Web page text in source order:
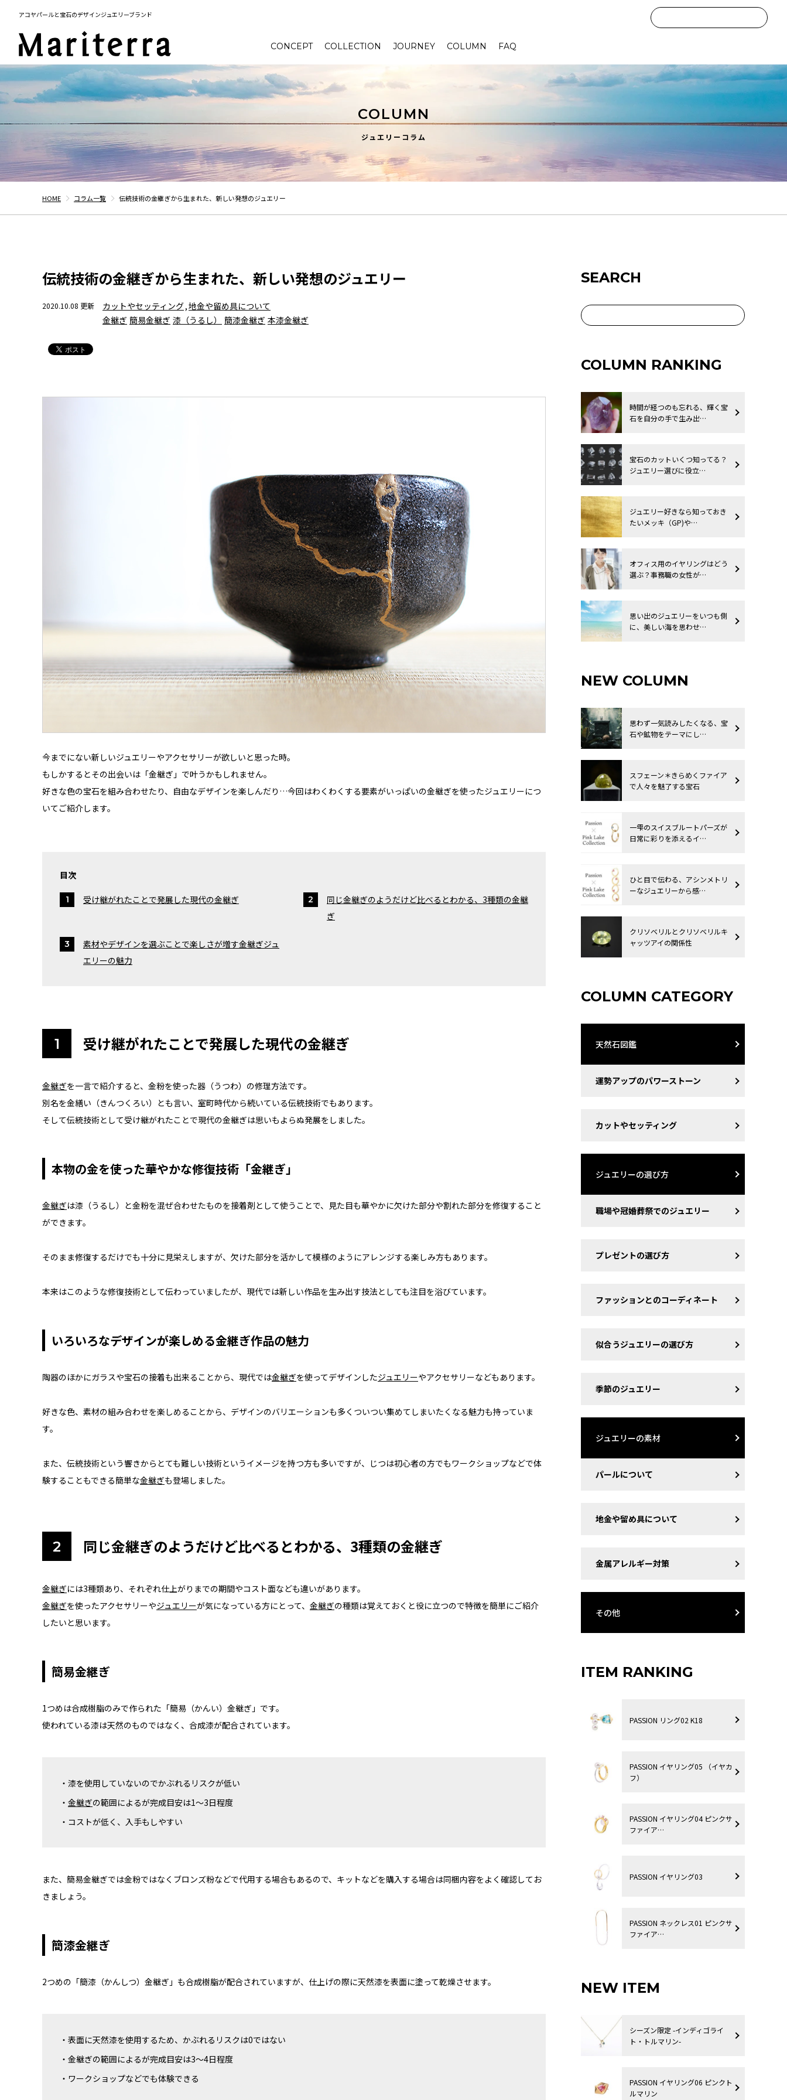
アコヤパールと宝石のデザインジュエリーブランド
CONCEPT COLLECTION JOURNEY COLUMN FAQ
COLUMN
ジュエリーコラム
HOME コラム一覧 伝統技術の金継ぎから生まれた、新しい発想のジュエリー
伝統技術の金継ぎから生まれた、新しい発想のジュエリー
2020.10.08 更新 カットやセッティング,地金や留め具について
金継ぎ 簡易金継ぎ 漆（うるし） 簡漆金継ぎ 本漆金継ぎ
今までにない新しいジュエリーやアクセサリーが欲しいと思った時。
もしかするとその出会いは「金継ぎ」で叶うかもしれません。
好きな色の宝石を組み合わせたり、自由なデザインを楽しんだり…今回はわくわくする要素がいっぱいの金継ぎを使ったジュエリーにつ
いてご紹介します。
目次
受け継がれたことで発展した現代の金継ぎ
同じ金継ぎのようだけど比べるとわかる、3種類の金継
ぎ
素材やデザインを選ぶことで楽しさが増す金継ぎジュ
エリーの魅力
受け継がれたことで発展した現代の金継ぎ
金継ぎを一言で紹介すると、金粉を使った器（うつわ）の修理方法です。
別名を金繕い（きんつくろい）とも言い、室町時代から続いている伝統技術でもあります。
そして伝統技術として受け継がれたことで現代の金継ぎは思いもよらぬ発展をしました。
本物の金を使った華やかな修復技術「金継ぎ」
金継ぎは漆（うるし）と金粉を混ぜ合わせたものを接着剤として使うことで、見た目も華やかに欠けた部分や割れた部分を修復すること
ができます。
そのまま修復するだけでも十分に見栄えしますが、欠けた部分を活かして模様のようにアレンジする楽しみ方もあります。
本来はこのような修復技術として伝わっていましたが、現代では新しい作品を生み出す技法としても注目を浴びています。
いろいろなデザインが楽しめる金継ぎ作品の魅力
陶器のほかにガラスや宝石の接着も出来ることから、現代では金継ぎを使ってデザインしたジュエリーやアクセサリーなどもあります。
好きな色、素材の組み合わせを楽しめることから、デザインのバリエーションも多くついつい集めてしまいたくなる魅力も持っていま
す。
また、伝統技術という響きからとても難しい技術というイメージを持つ方も多いですが、じつは初心者の方でもワークショップなどで体
験することもできる簡単な金継ぎも登場しました。
同じ金継ぎのようだけど比べるとわかる、3種類の金継ぎ
金継ぎには3種類あり、それぞれ仕上がりまでの期間やコスト面なども違いがあります。
金継ぎを使ったアクセサリーやジュエリーが気になっている方にとって、 金継ぎの種類は覚えておくと役に立つので特徴を簡単にご紹介
したいと思います。
簡易金継ぎ
1つめは合成樹脂のみで作られた「簡易（かんい）金継ぎ」です。
使われている漆は天然のものではなく、合成漆が配合されています。
漆を使用していないのでかぶれるリスクが低い
金継ぎの範囲によるが完成目安は1～3日程度
コストが低く、入手もしやすい
また、簡易金継ぎでは金粉ではなくブロンズ粉などで代用する場合もあるので、キットなどを購入する場合は同梱内容をよく確認してお
きましょう。
簡漆金継ぎ
2つめの「簡漆（かんしつ）金継ぎ」も合成樹脂が配合されていますが、仕上げの際に天然漆を表面に塗って乾燥させます。
表面に天然漆を使用するため、かぶれるリスクは0ではない
金継ぎの範囲によるが完成目安は3～4日程度
ワークショップなどでも体験できる
SEARCH
COLUMN RANKING
時間が経つのも忘れる、輝く宝
石を自分の手で生み出…
宝石のカットいくつ知ってる？
ジュエリー選びに役立…
ジュエリー好きなら知っておき
たいメッキ（GP)や…
オフィス用のイヤリングはどう
選ぶ？事務職の女性が…
思い出のジュエリーをいつも側
に、美しい海を思わせ…
NEW COLUMN
思わず一気読みしたくなる、宝
石や鉱物をテーマにし…
スフェーン＊きらめくファイア
で人々を魅了する宝石
一雫のスイスブルートパーズが
日常に彩りを添えるイ…
ひと目で伝わる、アシンメトリ
ーなジュエリーから感…
クリソベリルとクリソベリルキ
ャッツアイの関係性
COLUMN CATEGORY
天然石図鑑
運勢アップのパワーストーン
カットやセッティング
ジュエリーの選び方
職場や冠婚葬祭でのジュエリー
プレゼントの選び方
ファッションとのコーディネート
似合うジュエリーの選び方
季節のジュエリー
ジュエリーの素材
パールについて
地金や留め具について
金属アレルギー対策
その他
ITEM RANKING
PASSION リング02 K18
PASSION イヤリング05 （イヤカ
フ）
PASSION イヤリング04 ピンクサ
ファイア…
PASSION イヤリング03
PASSION ネックレス01 ピンクサ
ファイア…
NEW ITEM
シーズン限定 -インディゴライ
ト・トルマリン-
PASSION イヤリング06 ピンクト
ルマリン